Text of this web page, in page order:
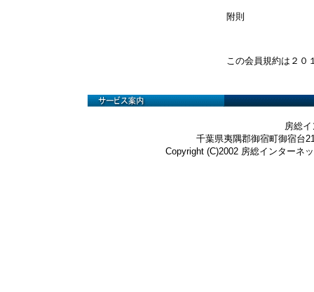
附則
この会員規約は２０
房総
千葉県夷隅郡御宿町御宿台
Copyright (C)2002 房総インターネ